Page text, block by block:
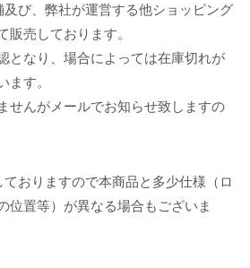
び、弊社が運営する他ショッピング
売しております。
となり、場合によっては在庫切れが
す。
せんがメールでお知らせ致しますの
おりますので本商品と多少仕様（ロ
位置等）が異なる場合もございま